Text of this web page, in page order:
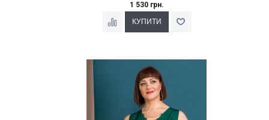
1 530 грн.